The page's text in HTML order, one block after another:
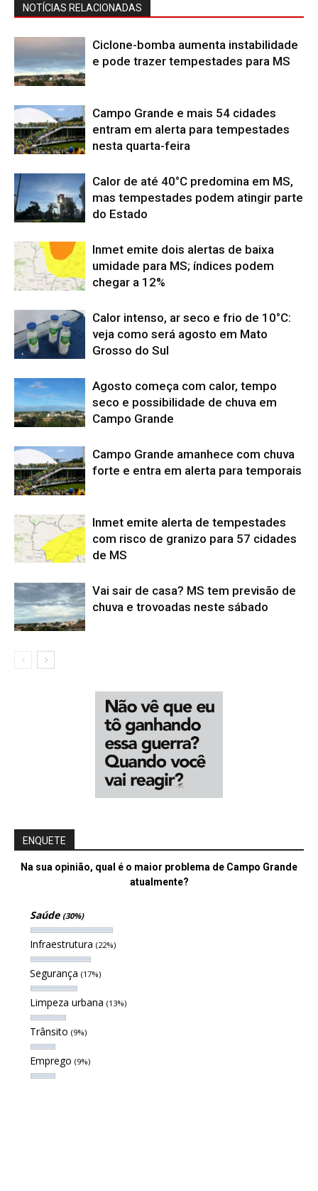
NOTÍCIAS RELACIONADAS
Ciclone-bomba aumenta instabilidade
e pode trazer tempestades para MS
Campo Grande e mais 54 cidades
entram em alerta para tempestades
nesta quarta-feira
Calor de até 40°C predomina em MS,
mas tempestades podem atingir parte
do Estado
Inmet emite dois alertas de baixa
umidade para MS; índices podem
chegar a 12%
Calor intenso, ar seco e frio de 10°C:
veja como será agosto em Mato
Grosso do Sul
Agosto começa com calor, tempo
seco e possibilidade de chuva em
Campo Grande
Campo Grande amanhece com chuva
forte e entra em alerta para temporais
Inmet emite alerta de tempestades
com risco de granizo para 57 cidades
de MS
Vai sair de casa? MS tem previsão de
chuva e trovoadas neste sábado
ENQUETE
Na sua opinião, qual é o maior problema de Campo Grande
atualmente?
Saúde (30%)
Infraestrutura (22%)
Segurança (17%)
Limpeza urbana (13%)
Trânsito (9%)
Emprego (9%)